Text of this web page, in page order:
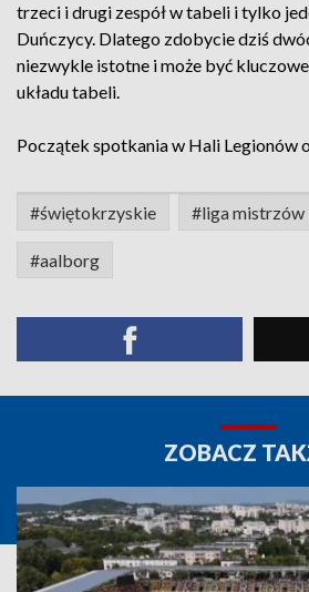
trzeci i drugi zespół w tabeli i tylko
Duńczycy. Dlatego zdobycie dziś
niezwykle istotne i może być
układu tabeli.
Początek spotkania w Hali Legionów
#świętokrzyskie #liga mistrzów
#aalborg
ZOBACZ